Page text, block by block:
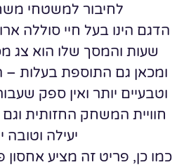
לחיבור למשטחי
ומכאן גם התוספת בעלות –
וטבעיים יותר ואין ספק
חוויית המשחק החזותית
יעילה וטובה